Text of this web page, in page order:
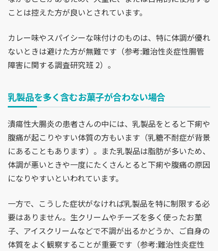
ことは控えた方が良いとされています。
カレー味やスパイシーな味付けのものは、特に体調が優れ
ないときは避けた方が無難です（参考:難治性炎症性腸管
障害に関する調査研究班 2）。
乳製品を多く含むお菓子が合わない場合
潰瘍性大腸炎の患者さんの中には、乳製品をとると下痢や
腹痛が起こりやすい体質の方もいます（乳糖不耐症が背景
にあることもあります）。また乳製品は脂肪が多いため、
体調が悪いときや一度にたくさんとると下痢や腹痛の原因
になりやすいといわれています。
一方で、こうした症状がなければ乳製品を特に制限する必
要はありません。生クリームやチーズを多く使ったお菓
子、アイスクリームなどで不調が出るかどうか、ご自身の
体質をよく観察することが重要です（参考:難治性炎症性